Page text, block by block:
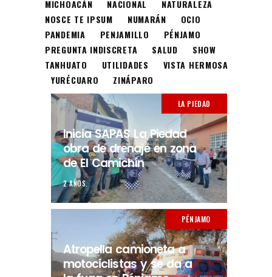
MICHOACÁN
NACIONAL
NATURALEZA
NOSCE TE IPSUM
NUMARÁN
OCIO
PANDEMIA
PENJAMILLO
PÉNJAMO
PREGUNTA INDISCRETA
SALUD
SHOW
TANHUATO
UTILIDADES
VISTA HERMOSA
YURÉCUARO
ZINÁPARO
LA PIEDAD
Inicia SAPAS La Piedad
obra de drenaje en zona
de El Camichín
2 AÑOS.
PÉNJAMO
Atropella camioneta a
motociclistas y se da a